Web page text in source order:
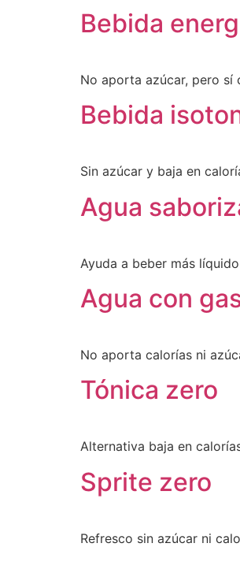
Bebida
No aporta azúcar, pero sí
Bebida
Sin azúcar y baja en
Agua
Ayuda a beber más
Agua con
No aporta calorías ni
Tónica zero
Alternativa baja en
Sprite zero
Refresco sin azúcar ni